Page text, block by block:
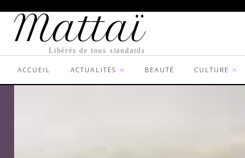
Mattaï
Libérés de tous standards
ACCUEIL ACTUALITÉS BEAUTÉ CULTURE